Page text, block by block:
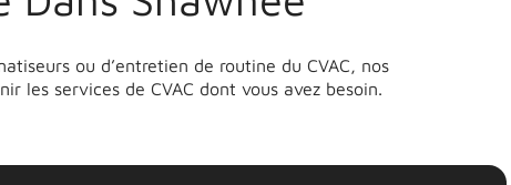
ou d’entretien de routine du CVAC, nos
les services de CVAC dont vous avez besoin.